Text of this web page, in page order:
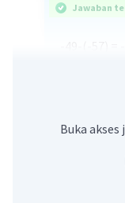
Jawaban
Faustina M
30 November
Jawaban
Buka